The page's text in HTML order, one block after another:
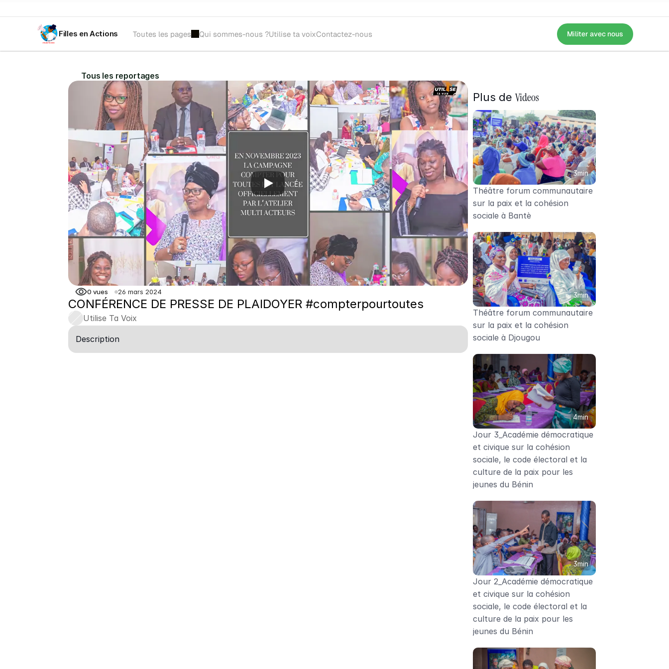
Filles en Actions Toutes les pages Qui sommes-nous ?Utilise ta voixContactez-nous Militer avec nous
Tous les reportages
0 vues 26 mars 2024
CONFÉRENCE DE PRESSE DE PLAIDOYER #compterpourtoutes
Utilise Ta Voix
Description
Plus de Videos
3min
Théâtre forum communautaire
sur la paix et la cohésion
sociale à Bantè
3min
Théâtre forum communautaire
sur la paix et la cohésion
sociale à Djougou
4min
Jour 3_Académie démocratique
et civique sur la cohésion
sociale, le code électoral et la
culture de la paix pour les
jeunes du Bénin
3min
Jour 2_Académie démocratique
et civique sur la cohésion
sociale, le code électoral et la
culture de la paix pour les
jeunes du Bénin